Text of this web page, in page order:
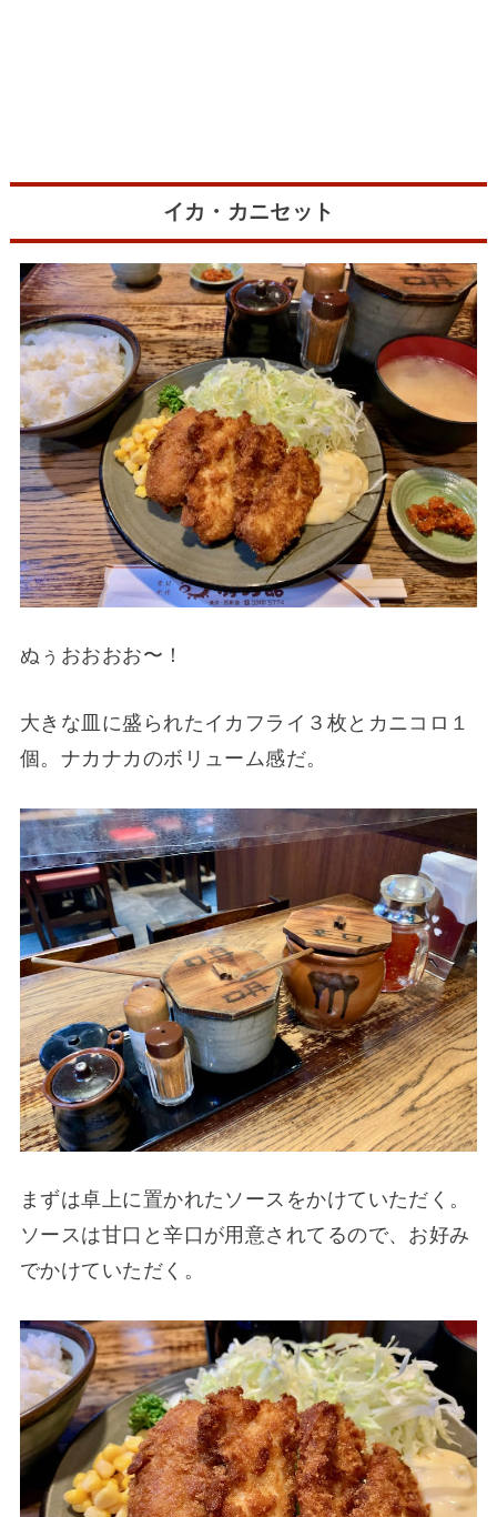
イカ・カニセット
ぬぅおおおお〜！
大きな皿に盛られたイカフライ３枚とカニコロ１
個。ナカナカのボリューム感だ。
まずは卓上に置かれたソースをかけていただく。
ソースは甘口と辛口が用意されてるので、お好み
でかけていただく。